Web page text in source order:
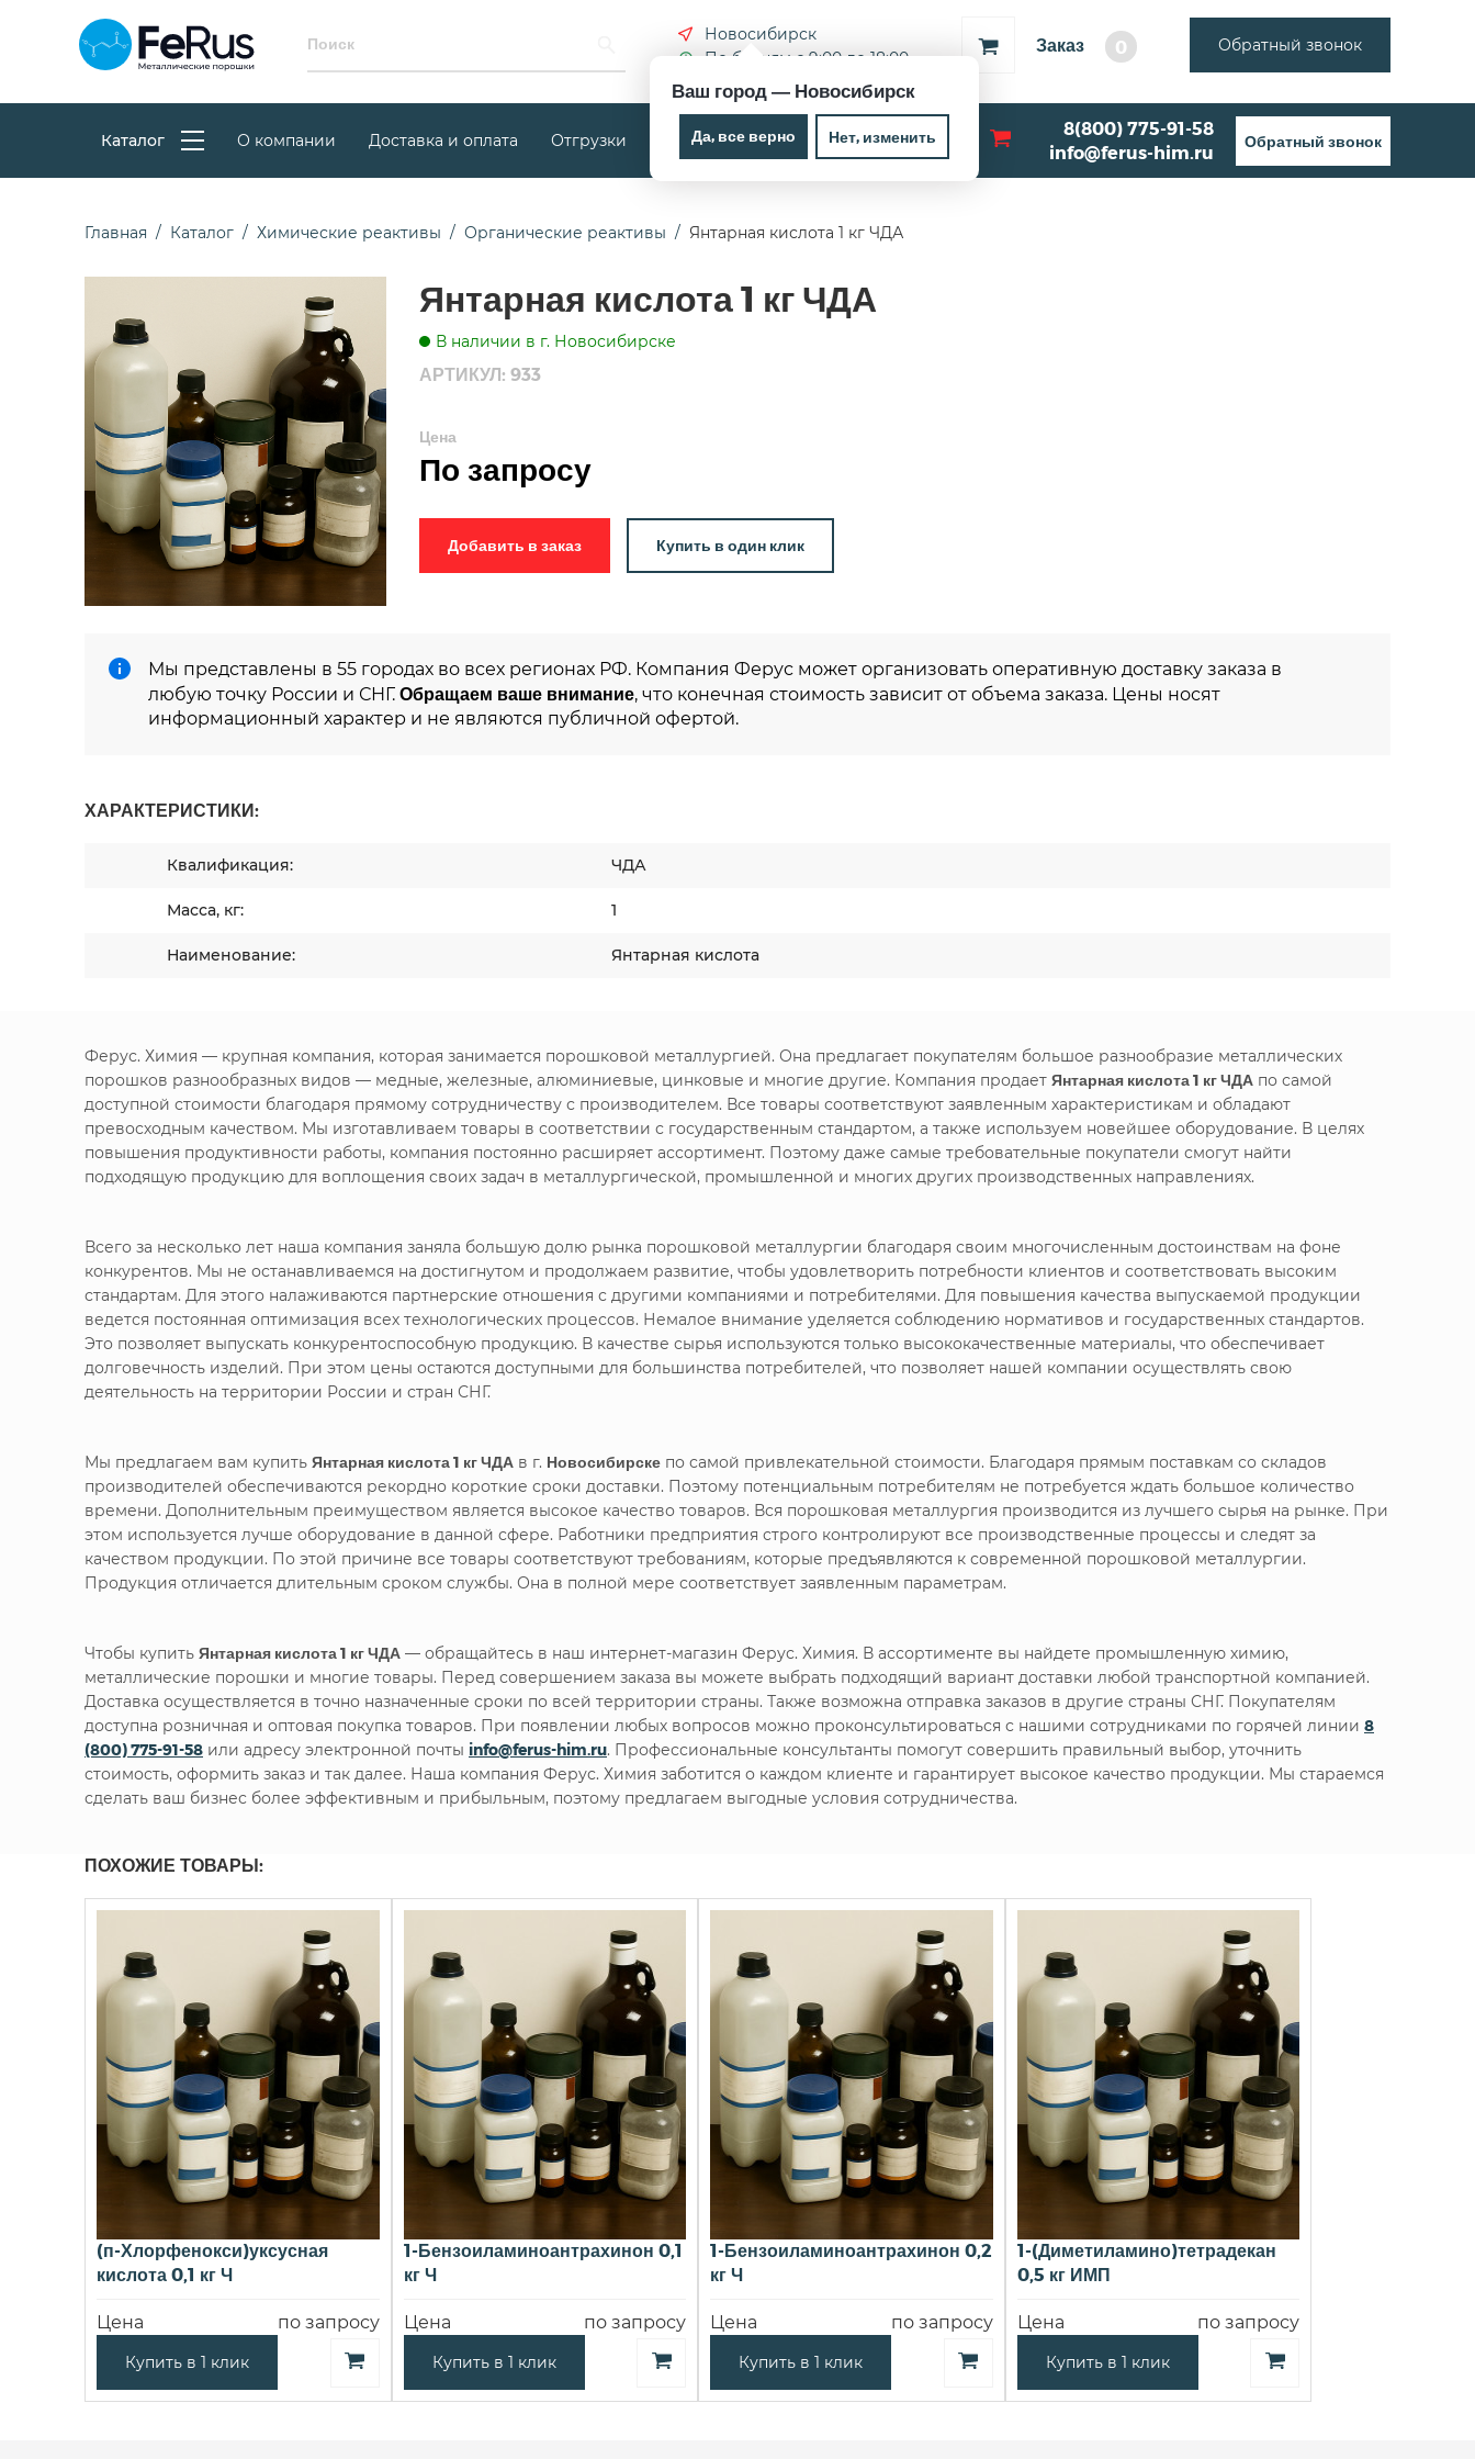
Новосибирск
Ваш город — Новосибирск
Да, все верно Нет, изменить
По будням с 9:00 до 18:00
Заказ 0 Обратный звонок
Каталог О компании Доставка и оплата Отгрузки Новости Контакты
8(800) 775-91-58
info@ferus-him.ru
Обратный звонок
Главная Каталог Химические реактивы Органические реактивы Янтарная кислота 1 кг ЧДА
Янтарная кислота 1 кг ЧДА
В наличии в г. Новосибирске
АРТИКУЛ: 933
Цена
По запросу
Добавить в заказ Купить в один клик
Мы представлены в 55 городах во всех регионах РФ. Компания Ферус может организовать оперативную доставку заказа в
любую точку России и СНГ. Обращаем ваше внимание, что конечная стоимость зависит от объема заказа. Цены носят
информационный характер и не являются публичной офертой.
ХАРАКТЕРИСТИКИ:
Квалификация: ЧДА
Масса, кг: 1
Наименование: Янтарная кислота
Ферус. Химия — крупная компания, которая занимается порошковой металлургией. Она предлагает покупателям большое разнообразие металлических
порошков разнообразных видов — медные, железные, алюминиевые, цинковые и многие другие. Компания продает Янтарная кислота 1 кг ЧДА по самой
доступной стоимости благодаря прямому сотрудничеству с производителем. Все товары соответствуют заявленным характеристикам и обладают
превосходным качеством. Мы изготавливаем товары в соответствии с государственным стандартом, а также используем новейшее оборудование. В целях
повышения продуктивности работы, компания постоянно расширяет ассортимент. Поэтому даже самые требовательные покупатели смогут найти
подходящую продукцию для воплощения своих задач в металлургической, промышленной и многих других производственных направлениях.
Всего за несколько лет наша компания заняла большую долю рынка порошковой металлургии благодаря своим многочисленным достоинствам на фоне
конкурентов. Мы не останавливаемся на достигнутом и продолжаем развитие, чтобы удовлетворить потребности клиентов и соответствовать высоким
стандартам. Для этого налаживаются партнерские отношения с другими компаниями и потребителями. Для повышения качества выпускаемой продукции
ведется постоянная оптимизация всех технологических процессов. Немалое внимание уделяется соблюдению нормативов и государственных стандартов.
Это позволяет выпускать конкурентоспособную продукцию. В качестве сырья используются только высококачественные материалы, что обеспечивает
долговечность изделий. При этом цены остаются доступными для большинства потребителей, что позволяет нашей компании осуществлять свою
деятельность на территории России и стран СНГ.
Мы предлагаем вам купить Янтарная кислота 1 кг ЧДА в г. Новосибирске по самой привлекательной стоимости. Благодаря прямым поставкам со складов
производителей обеспечиваются рекордно короткие сроки доставки. Поэтому потенциальным потребителям не потребуется ждать большое количество
времени. Дополнительным преимуществом является высокое качество товаров. Вся порошковая металлургия производится из лучшего сырья на рынке. При
этом используется лучше оборудование в данной сфере. Работники предприятия строго контролируют все производственные процессы и следят за
качеством продукции. По этой причине все товары соответствуют требованиям, которые предъявляются к современной порошковой металлургии.
Продукция отличается длительным сроком службы. Она в полной мере соответствует заявленным параметрам.
Чтобы купить Янтарная кислота 1 кг ЧДА — обращайтесь в наш интернет-магазин Ферус. Химия. В ассортименте вы найдете промышленную химию,
металлические порошки и многие товары. Перед совершением заказа вы можете выбрать подходящий вариант доставки любой транспортной компанией.
Доставка осуществляется в точно назначенные сроки по всей территории страны. Также возможна отправка заказов в другие страны СНГ. Покупателям
доступна розничная и оптовая покупка товаров. При появлении любых вопросов можно проконсультироваться с нашими сотрудниками по горячей линии 8
(800) 775-91-58 или адресу электронной почты info@ferus-him.ru. Профессиональные консультанты помогут совершить правильный выбор, уточнить
стоимость, оформить заказ и так далее. Наша компания Ферус. Химия заботится о каждом клиенте и гарантирует высокое качество продукции. Мы стараемся
сделать ваш бизнес более эффективным и прибыльным, поэтому предлагаем выгодные условия сотрудничества.
ПОХОЖИЕ ТОВАРЫ:
(п-Хлорфенокси)уксусная
кислота 0,1 кг Ч
Цена по запросу
Купить в 1 клик
1-Бензоиламиноантрахинон 0,1
кг Ч
Цена по запросу
Купить в 1 клик
1-Бензоиламиноантрахинон 0,2
кг Ч
Цена по запросу
Купить в 1 клик
1-(Диметиламино)тетрадекан
0,5 кг ИМП
Цена по запросу
Купить в 1 клик